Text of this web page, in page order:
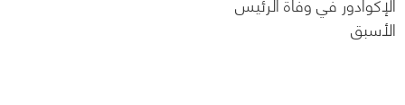
الأسبق